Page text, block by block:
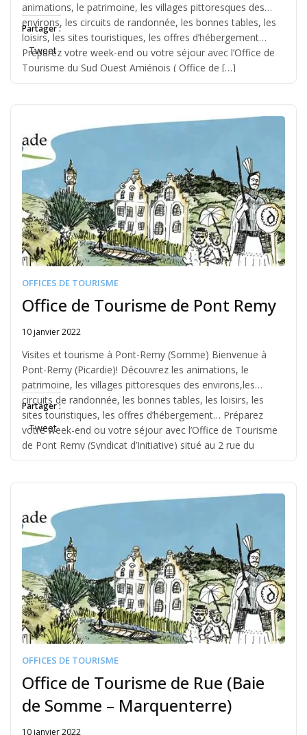
animations, le patrimoine, les villages pittoresques des
environs, les circuits de randonnée, les bonnes tables, les
loisirs, les sites touristiques, les offres d’hébergement…
Préparez votre week-end ou votre séjour avec l’Office de
Tourisme du Sud Ouest Amiénois ( Office de […]
Partager :
Tweet
OFFICES DE TOURISME
Office de Tourisme de Pont Remy
Written
Jérémie
10 janvier 2022
Visites et tourisme à Pont-Remy (Somme) Bienvenue à
Pont-Remy (Picardie)! Découvrez les animations, le
patrimoine, les villages pittoresques des environs,les
circuits de randonnée, les bonnes tables, les loisirs, les
sites touristiques, les offres d’hébergement… Préparez
votre week-end ou votre séjour avec l’Office de Tourisme
de Pont Remy (Syndicat d’Initiative) situé au 2 rue du
Partager :
Tweet
OFFICES DE TOURISME
Office de Tourisme de Rue (Baie
de Somme – Marquenterre)
Written
10 janvier 2022